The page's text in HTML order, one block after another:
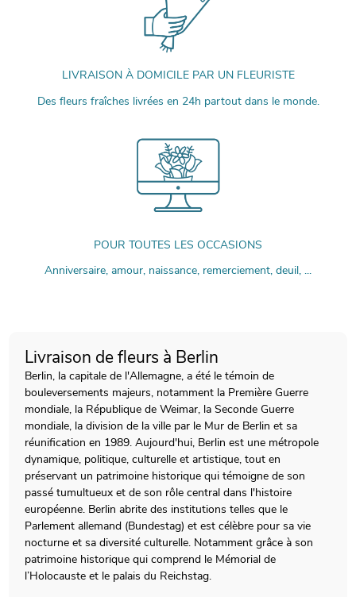
LIVRAISON À DOMICILE PAR UN FLEURISTE
Des fleurs fraîches livrées en 24h partout dans le monde.
POUR TOUTES LES OCCASIONS
Anniversaire, amour, naissance, remerciement, deuil, ...
Livraison de fleurs à Berlin
Berlin, la capitale de l'Allemagne, a été le témoin de
bouleversements majeurs, notamment la Première Guerre
mondiale, la République de Weimar, la Seconde Guerre
mondiale, la division de la ville par le Mur de Berlin et sa
réunification en 1989. Aujourd'hui, Berlin est une métropole
dynamique, politique, culturelle et artistique, tout en
préservant un patrimoine historique qui témoigne de son
passé tumultueux et de son rôle central dans l'histoire
européenne. Berlin abrite des institutions telles que le
Parlement allemand (Bundestag) et est célèbre pour sa vie
nocturne et sa diversité culturelle. Notamment grâce à son
patrimoine historique qui comprend le Mémorial de
l’Holocauste et le palais du Reichstag.